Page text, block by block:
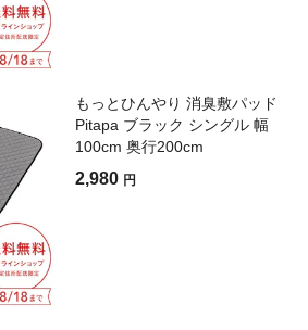
もっとひんやり 消臭敷パッド
Pitapa ブラック シングル 幅
100cm 奥行200cm
2,980 円